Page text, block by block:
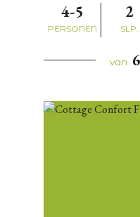
4-5
PERSONEN
2
SLP.
van